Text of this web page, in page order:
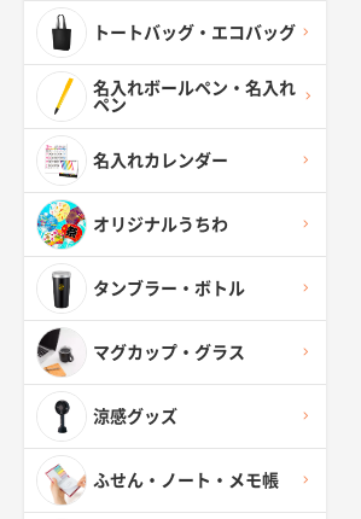
トートバッグ・エコバッグ
名入れボールペン・名入れ
ペン
名入れカレンダー
オリジナルうちわ
タンブラー・ボトル
マグカップ・グラス
涼感グッズ
ふせん・ノート・メモ帳